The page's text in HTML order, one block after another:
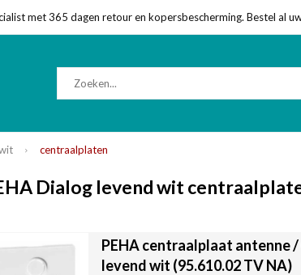
met 365 dagen retour en kopersbescherming. Bestel al
centraalplaten
Dialog levend wit
PEHA centraalplaat antenne
levend wit (95.610.02 TV NA)